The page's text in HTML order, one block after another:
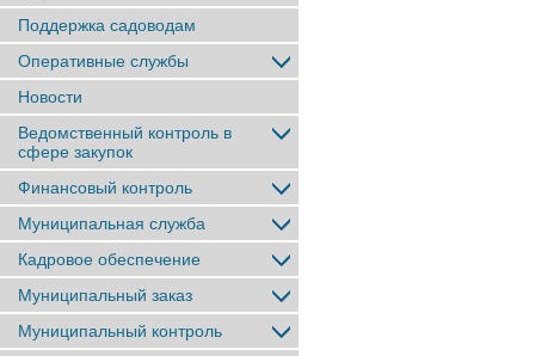
Поддержка садоводам
Оперативные службы
Новости
Ведомственный контроль в
сфере закупок
Финансовый контроль
Муниципальная служба
Кадровое обеспечение
Муниципальный заказ
Муниципальный контроль